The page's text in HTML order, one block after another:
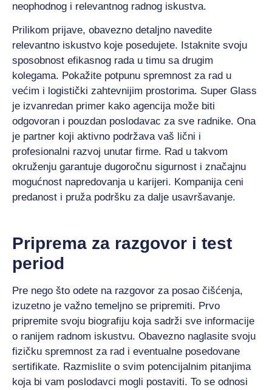
neophodnog i relevantnog radnog iskustva.
Prilikom prijave, obavezno detaljno navedite
relevantno iskustvo koje posedujete. Istaknite svoju
sposobnost efikasnog rada u timu sa drugim
kolegama. Pokažite potpunu spremnost za rad u
većim i logistički zahtevnijim prostorima. Super Glass
je izvanredan primer kako agencija može biti
odgovoran i pouzdan poslodavac za sve radnike. Ona
je partner koji aktivno podržava vaš lični i
profesionalni razvoj unutar firme. Rad u takvom
okruženju garantuje dugoročnu sigurnost i značajnu
mogućnost napredovanja u karijeri. Kompanija ceni
predanost i pruža podršku za dalje usavršavanje.
Priprema za razgovor i test
period
Pre nego što odete na razgovor za posao čišćenja,
izuzetno je važno temeljno se pripremiti. Prvo
pripremite svoju biografiju koja sadrži sve informacije
o ranijem radnom iskustvu. Obavezno naglasite svoju
fizičku spremnost za rad i eventualne posedovane
sertifikate. Razmislite o svim potencijalnim pitanjima
koja bi vam poslodavci mogli postaviti. To se odnosi